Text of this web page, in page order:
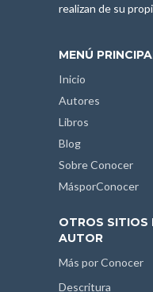
realizan de su
MENÚ
Inicio
Autores
Libros
Blog
Sobre Conocer
MásporConocer
OTROS SITIOS
AUTOR
Más por Conocer
Descritura